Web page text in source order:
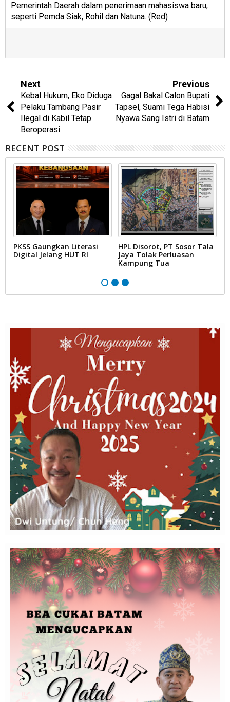
Pemerintah Daerah dalam penerimaan mahasiswa baru,
seperti Pemda Siak, Rohil dan Natuna. (Red)
Next
Kebal Hukum, Eko Diduga
Pelaku Tambang Pasir
Ilegal di Kabil Tetap
Beroperasi
Previous
Gagal Bakal Calon Bupati
Tapsel, Suami Tega Habisi
Nyawa Sang Istri di Batam
RECENT POST
PKSS Gaungkan Literasi
Digital Jelang HUT RI
HPL Disorot, PT Sosor Tala
Jaya Tolak Perluasan
Kampung Tua